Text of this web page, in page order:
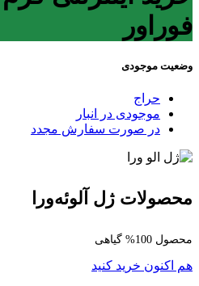
فوراور
وضعیت موجودی
حراج
موجودی در انبار
در صورت سفارش مجدد
محصولات ژل آلوئه‌ورا
محصول 100% گیاهی
هم اکنون خرید کنید